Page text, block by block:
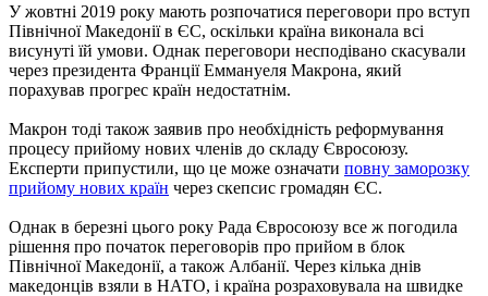
У жовтні 2019 року мають розпочатися переговори про вступ
Північної Македонії в ЄС, оскільки країна виконала всі
висунуті їй умови. Однак переговори несподівано скасували
через президента Франції Еммануеля Макрона, який
порахував прогрес країн недостатнім.
Макрон тоді також заявив про необхідність реформування
процесу прийому нових членів до складу Євросоюзу.
Експерти припустили, що це може означати повну заморозку
прийому нових країн через скепсис громадян ЄС.
Однак в березні цього року Рада Євросоюзу все ж погодила
рішення про початок переговорів про прийом в блок
Північної Македонії, а також Албанії. Через кілька днів
македонців взяли в НАТО, і країна розраховувала на швидке